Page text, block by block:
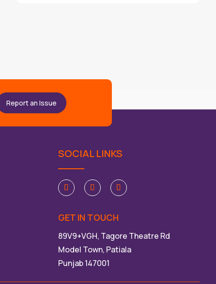
Report an Issue
SOCIAL LINKS
GET IN TOUCH
89V9+VGH, Tagore Theatre Rd
Model Town, Patiala
Punjab 147001